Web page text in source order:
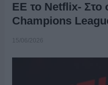
ΕΕ το Netflix- Στο
Champions
15/06/2026